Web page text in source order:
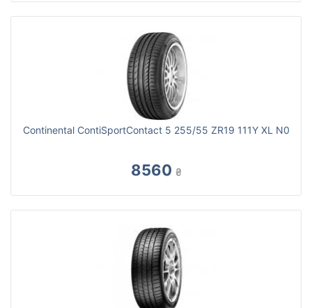
Continental ContiSportContact 5 255/55 ZR19 111Y XL N0
8560 ₴